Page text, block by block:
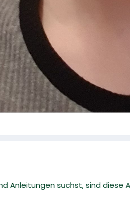
Anleitungen suchst, sind diese